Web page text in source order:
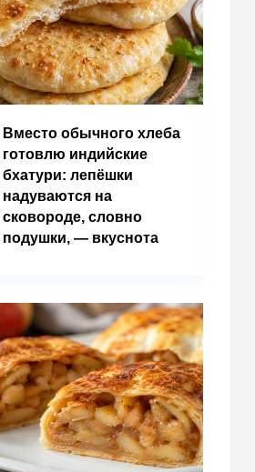
Вместо обычного хлеба
готовлю индийские
бхатури: лепёшки
надуваются на
сковороде, словно
подушки, — вкуснота